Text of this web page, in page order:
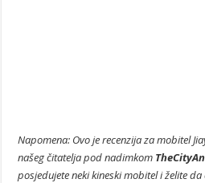
Napomena: Ovo je recenzija za mobitel
našeg čitatelja pod nadimkom
posjedujete neki kineski mobitel i želite